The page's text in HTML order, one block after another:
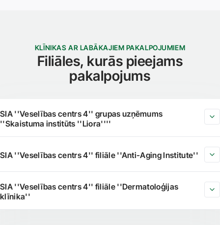
KLĪNIKAS AR LABĀKAJIEM PAKALPOJUMIEM
Filiāles, kurās pieejams
pakalpojums
SIA ''Veselības centrs 4'' grupas uzņēmums
''Skaistuma institūts ''Liora''''
SIA ''Veselības centrs 4'' filiāle ''Anti-Aging Institute''
SIA ''Veselības centrs 4'' filiāle ''Dermatoloģijas
klīnika''